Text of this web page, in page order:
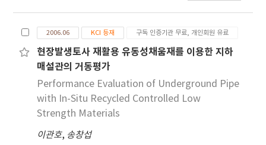
실험을 실시하여 구조형상을 검증하였다. 실험결과를
바탕으로 강재구조물에 치올림(camber)을 두어 시
멘트벽돌 반매(0.5B)쌓기 실물 재하시험을 실시 한
결과 시공성이 개선되고 공사 중 안전사고 방지에도
효과가 있는 것으로 확인되었다.
2006.06 KCI 등재 구독 인증기관 무료, 개인회원 유료
현장발생토사 재활용 유동성채움재를 이용한 지하
매설관의 거동평가
Performance Evaluation of Underground Pipe
with In-Situ Recycled Controlled Low
Strength Materials
이관호, 송창섭